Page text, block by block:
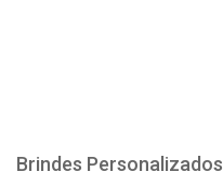
Brindes Personalizados